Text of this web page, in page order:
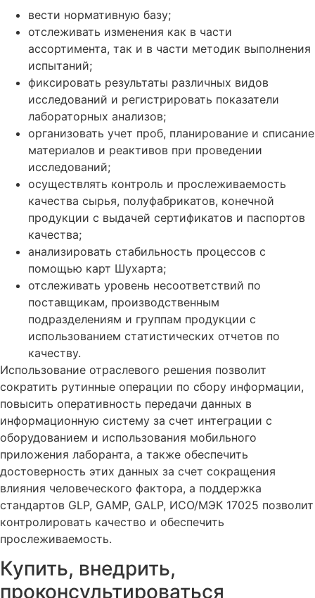
вести нормативную базу;
отслеживать изменения как в части
ассортимента, так и в части методик выполнения
испытаний;
фиксировать результаты различных видов
исследований и регистрировать показатели
лабораторных анализов;
организовать учет проб, планирование и списание
материалов и реактивов при проведении
исследований;
осуществлять контроль и прослеживаемость
качества сырья, полуфабрикатов, конечной
продукции с выдачей сертификатов и паспортов
качества;
анализировать стабильность процессов с
помощью карт Шухарта;
отслеживать уровень несоответствий по
поставщикам, производственным
подразделениям и группам продукции с
использованием статистических отчетов по
качеству.
Использование отраслевого решения позволит
сократить рутинные операции по сбору информации,
повысить оперативность передачи данных в
информационную систему за счет интеграции с
оборудованием и использования мобильного
приложения лаборанта, а также обеспечить
достоверность этих данных за счет сокращения
влияния человеческого фактора, а поддержка
стандартов GLP, GAMP, GALP, ИСО/МЭК 17025 позволит
контролировать качество и обеспечить
прослеживаемость.
Купить, внедрить,
проконсультироваться